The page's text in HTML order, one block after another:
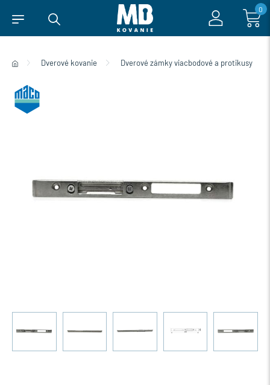
0
Dverové kovanie Dverové zámky viacbodové a protikusy